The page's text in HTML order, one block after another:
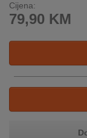
KATALOZI
KAKO
Cijena:
79,90 KM